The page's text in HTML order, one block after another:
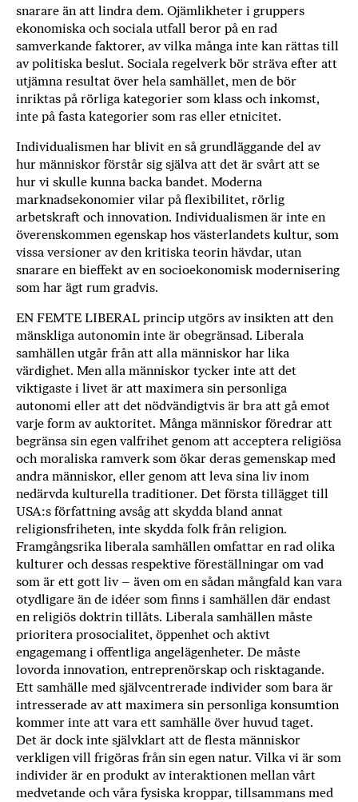
snarare än att lindra dem. Ojämlikheter i gruppers
ekonomiska och sociala utfall beror på en rad
samverkande faktorer, av vilka många inte kan rättas till
av politiska beslut. Sociala regelverk bör sträva efter att
utjämna resultat över hela samhället, men de bör
inriktas på rörliga kategorier som klass och inkomst,
inte på fasta kategorier som ras eller etnicitet.
Individualismen har blivit en så grundläggande del av
hur människor förstår sig själva att det är svårt att se
hur vi skulle kunna backa bandet. Moderna
marknadsekonomier vilar på flexibilitet, rörlig
arbetskraft och innovation. Individualismen är inte en
överenskommen egenskap hos västerlandets kultur, som
vissa versioner av den kritiska teorin hävdar, utan
snarare en bieffekt av en socioekonomisk modernisering
som har ägt rum gradvis.
EN FEMTE LIBERAL princip utgörs av insikten att den
mänskliga autonomin inte är obegränsad. Liberala
samhällen utgår från att alla människor har lika
värdighet. Men alla människor tycker inte att det
viktigaste i livet är att maximera sin personliga
autonomi eller att det nödvändigtvis är bra att gå emot
varje form av auktoritet. Många människor föredrar att
begränsa sin egen valfrihet genom att acceptera religiösa
och moraliska ramverk som ökar deras gemenskap med
andra människor, eller genom att leva sina liv inom
nedärvda kulturella traditioner. Det första tillägget till
USA:s författning avsåg att skydda bland annat
religionsfriheten, inte skydda folk från religion.
Framgångsrika liberala samhällen omfattar en rad olika
kulturer och dessas respektive föreställningar om vad
som är ett gott liv – även om en sådan mångfald kan vara
otydligare än de idéer som finns i samhällen där endast
en religiös doktrin tillåts. Liberala samhällen måste
prioritera prosocialitet, öppenhet och aktivt
engagemang i offentliga angelägenheter. De måste
lovorda innovation, entreprenörskap och risktagande.
Ett samhälle med självcentrerade individer som bara är
intresserade av att maximera sin personliga konsumtion
kommer inte att vara ett samhälle över huvud taget.
Det är dock inte självklart att de flesta människor
verkligen vill frigöras från sin egen natur. Vilka vi är som
individer är en produkt av interaktionen mellan vårt
medvetande och våra fysiska kroppar, tillsammans med